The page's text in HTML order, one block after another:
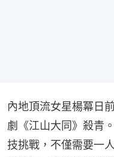
內地頂流女星楊冪日
劇《江山大同》殺青
技挑戰，不僅需要一